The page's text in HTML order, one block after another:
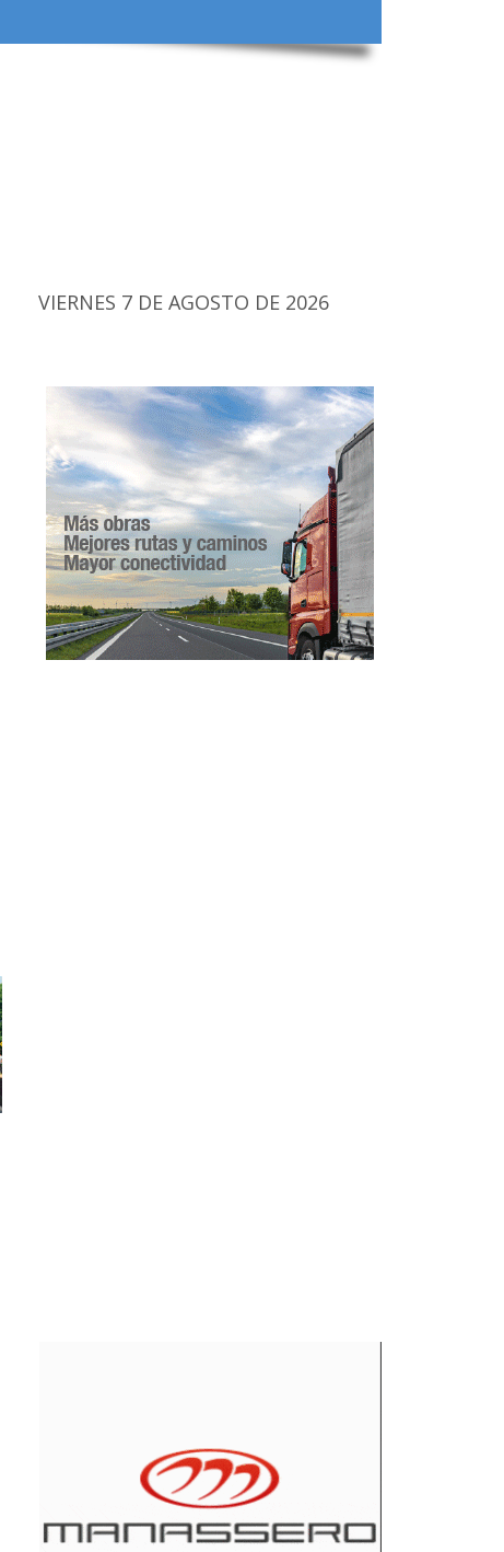
VIERNES 7 DE AGOSTO DE 2026